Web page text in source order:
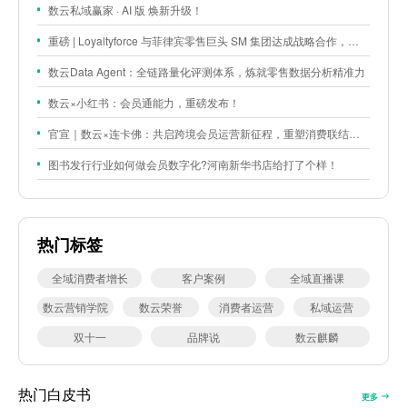
数云私域赢家 · AI 版 焕新升级！
重磅 | Loyaltyforce 与菲律宾零售巨头 SM 集团达成战略合作，携手开启 SMAC 会员数智化运营新征程
数云Data Agent：全链路量化评测体系，炼就零售数据分析精准力
数云×小红书：会员通能力，重磅发布！
官宣｜数云×连卡佛：共启跨境会员运营新征程，重塑消费联结新体验
图书发行行业如何做会员数字化?河南新华书店给打了个样！
热门标签
全域消费者增长 客户案例
全域直播课
数云营销学院
数云荣誉 消费者运营
私域运营
双十一
品牌说 数云麒麟
热门白皮书 更多